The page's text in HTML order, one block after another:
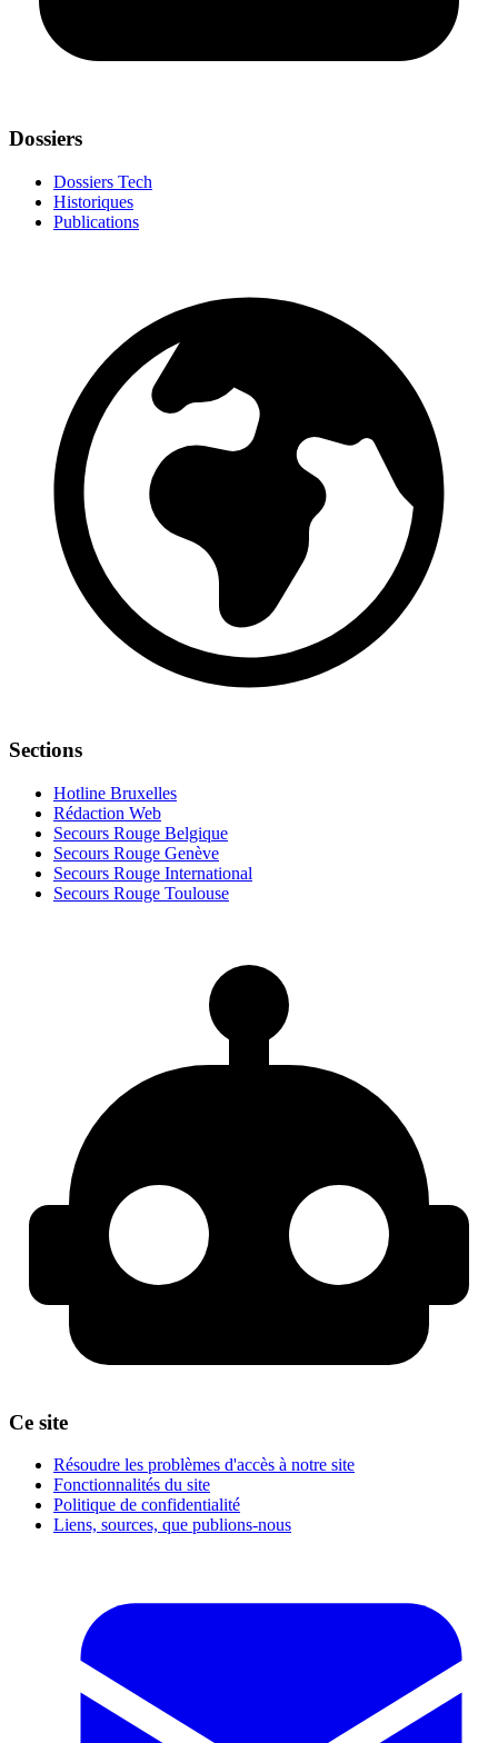
Dossiers
Dossiers Tech
Historiques
Publications
Sections
Hotline Bruxelles
Rédaction Web
Secours Rouge Belgique
Secours Rouge Genève
Secours Rouge International
Secours Rouge Toulouse
Ce site
Résoudre les problèmes d'accès à notre site
Fonctionnalités du site
Politique de confidentialité
Liens, sources, que publions-nous